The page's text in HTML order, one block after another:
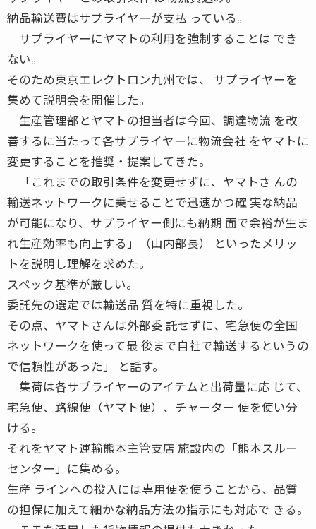
納品輸送費はサプライヤーが支払 っている。
サプライヤーにヤマトの利用を強制することは でき
ない。
そのため東京エレクトロン九州では、 サプライヤーを
集めて説明会を開催した。
生産管理部とヤマトの担当者は今回、調達物流 を改
善するに当たって各サプライヤーに物流会社 をヤマトに
変更することを推奨・提案してきた。
「これまでの取引条件を変更せずに、ヤマトさ んの
輸送ネットワークに乗せることで迅速かつ確 実な納品
が可能になり、サプライヤー側にも納期 面で余裕が生ま
れ生産効率も向上する」（山内部長） といったメリッ
トを説明し理解を求めた。
スペック基準が厳しい。
委託先の選定では輸送品 質を特に重視した。
その点、ヤマトさんは外部委 託せずに、宅急便の全国
ネットワークを使って最 後まで自社で輸送するというの
で信頼性があった」 と話す。
集荷は各サプライヤーのアイテムと出荷量に応 じて、
宅急便、路線便（ヤマト便）、チャーター 便を使い分
ける。
それをヤマト運輸熊本主管支店 施設内の「熊本スルー
センター」に集める。
生産 ラインへの投入には専用便を使うことから、品質
の担保に加えて細かな納品方法の指示にも対応で きる。